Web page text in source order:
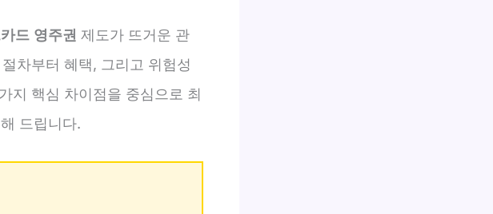
드 영주권 제도가 뜨거운 관
차부터 혜택, 그리고 위험성
지 핵심 차이점을 중심으로 최
드립니다.